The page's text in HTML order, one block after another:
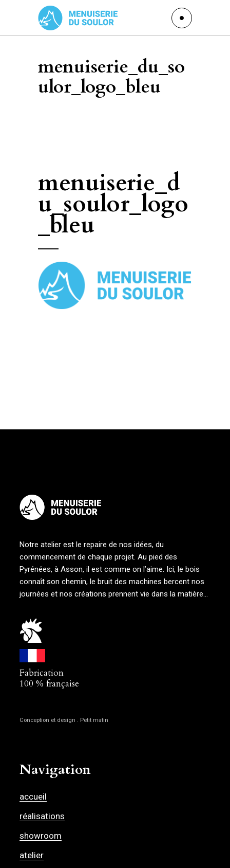
menuiserie_du_so
ulor_logo_bleu
menuiserie_d
u_soulor_logo
_bleu
Notre atelier est le repaire de nos idées, du
commencement de chaque projet. Au pied des
Pyrénées, à Asson, il est comme on l’aime. Ici, le bois
connaît son chemin, le bruit des machines bercent nos
journées et nos créations prennent vie dans la matière…
Fabrication
100 % française
Conception et design . Petit matin
Navigation
accueil
réalisations
showroom
atelier